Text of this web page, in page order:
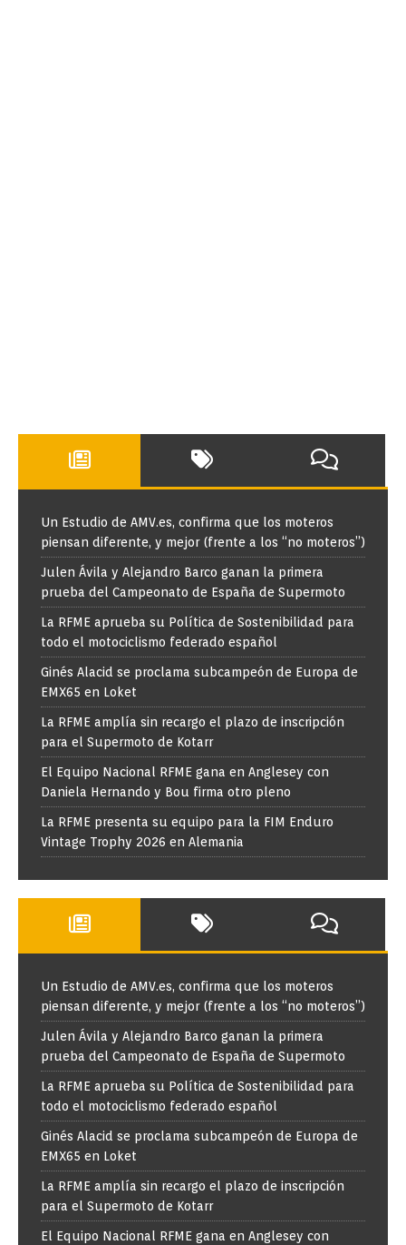
Un Estudio de AMV.es, confirma que los moteros
piensan diferente, y mejor (frente a los “no moteros”)
Julen Ávila y Alejandro Barco ganan la primera
prueba del Campeonato de España de Supermoto
La RFME aprueba su Política de Sostenibilidad para
todo el motociclismo federado español
Ginés Alacid se proclama subcampeón de Europa de
EMX65 en Loket
La RFME amplía sin recargo el plazo de inscripción
para el Supermoto de Kotarr
El Equipo Nacional RFME gana en Anglesey con
Daniela Hernando y Bou firma otro pleno
La RFME presenta su equipo para la FIM Enduro
Vintage Trophy 2026 en Alemania
Un Estudio de AMV.es, confirma que los moteros
piensan diferente, y mejor (frente a los “no moteros”)
Julen Ávila y Alejandro Barco ganan la primera
prueba del Campeonato de España de Supermoto
La RFME aprueba su Política de Sostenibilidad para
todo el motociclismo federado español
Ginés Alacid se proclama subcampeón de Europa de
EMX65 en Loket
La RFME amplía sin recargo el plazo de inscripción
para el Supermoto de Kotarr
El Equipo Nacional RFME gana en Anglesey con